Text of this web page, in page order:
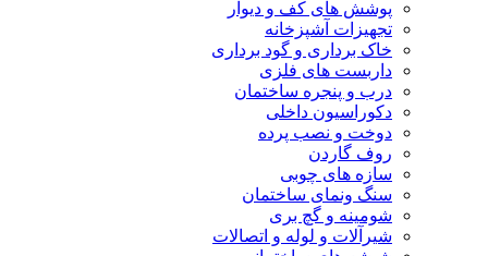
پوشش های کف و دیوار
تجهیزات آشپزخانه
خاک برداری و گود برداری
داربست های فلزی
درب و پنجره ساختمان
دکوراسیون داخلی
دوخت و نصب پرده
روف گاردن
سازه های چوبی
سنگ ونمای ساختمان
شومینه و گچ بری
شیرآلات و لوله و اتصالات